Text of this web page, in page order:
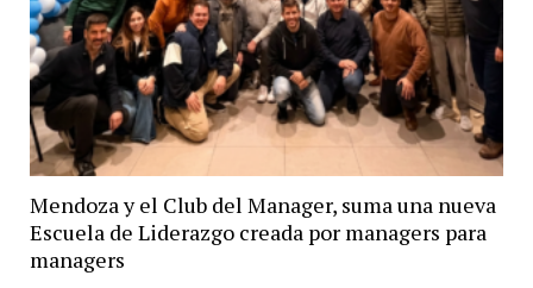
Mendoza y el Club del Manager, suma una nueva
Escuela de Liderazgo creada por managers para
managers